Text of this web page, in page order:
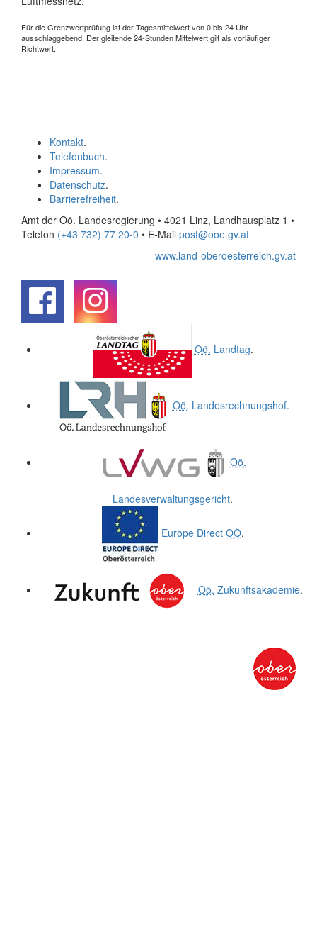
Für die Grenzwertprüfung ist der Tagesmittelwert von 0 bis 24 Uhr
ausschlaggebend. Der gleitende 24-Stunden Mittelwert gilt als vorläufiger
Richtwert.
Kontakt.
Telefonbuch.
Impressum.
Datenschutz.
Barrierefreiheit.
Amt der Oö. Landesregierung • 4021 Linz, Landhausplatz 1 •
Telefon (+43 732) 77 20-0 • E-Mail post@ooe.gv.at
www.land-oberoesterreich.gv.at
Oö. Landtag.
Oö. Landesrechnungshof.
Oö.
Landesverwaltungsgericht.
Europe Direct OÖ.
Oö. Zukunftsakademie.